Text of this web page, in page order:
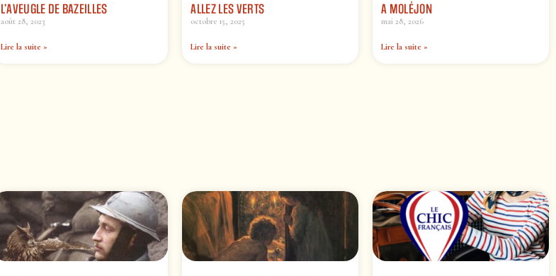
L’AVEUGLE DE BAZEILLES
août 28, 2023
Lire la suite »
ALLEZ LES VERTS
octobre 15, 2025
Lire la suite »
A MOLÉJON
mai 28, 2026
Lire la suite »